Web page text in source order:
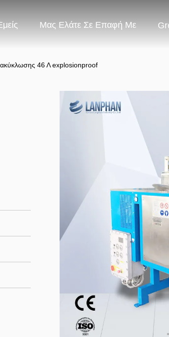
Μας Ελάτε Σε Επαφή Με
46 Λ explosionproof